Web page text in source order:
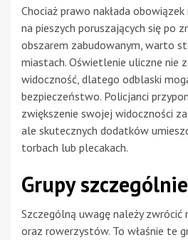
Chociaż prawo nakłada
na pieszych poruszających się po
obszarem zabudowanym, warto
miastach. Oświetlenie uliczne nie
widoczność, dlatego odblaski
bezpieczeństwo. Policjanci
zwiększenie swojej widoczności
ale skutecznych dodatków
torbach lub plecakach.
Grupy
Szczególną uwagę należy zwrócić
oraz rowerzystów. To właśnie te